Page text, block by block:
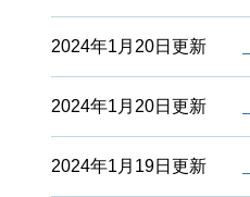
2024年1月20日更新
2024年1月20日更新
2024年1月19日更新